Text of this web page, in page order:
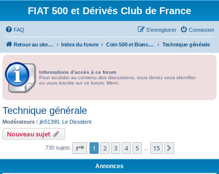
FIAT 500 et Dérivés Club de France
FAQ Connexion
S’enregistrer
Retour au site du Club Index du forum Coin 500 et Bianchina Technique générale
Informations d’accès à ce forum
Pour accéder au contenu des discussions, vous devez vous identifier
ou vous inscrire sur ce forum. Merci
Technique générale
Modérateurs : jln51390 Le Dissident
Nouveau sujet
730 sujets Page 1sur15
1 2 3 4 5 15
Annonces